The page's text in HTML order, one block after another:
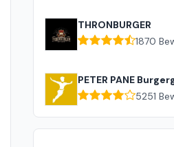
THRONBURGER
1870
PETER PANE
5251